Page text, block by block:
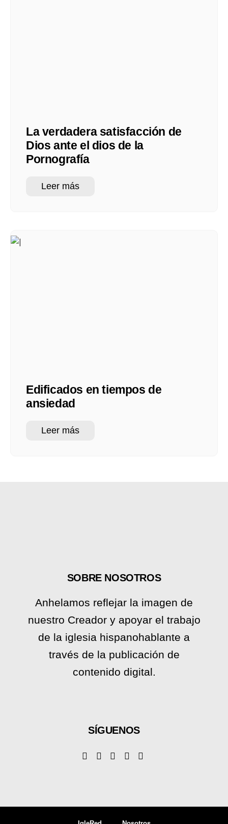
La verdadera satisfacción de
Dios ante el dios de la
Pornografía
Leer más
Edificados en tiempos de
ansiedad
Leer más
SOBRE NOSOTROS
Anhelamos reflejar la imagen de
nuestro Creador y apoyar el trabajo
de la iglesia hispanohablante a
través de la publicación de
contenido digital.
SÍGUENOS